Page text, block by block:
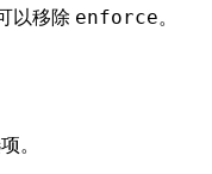
以移除 enforce。
。